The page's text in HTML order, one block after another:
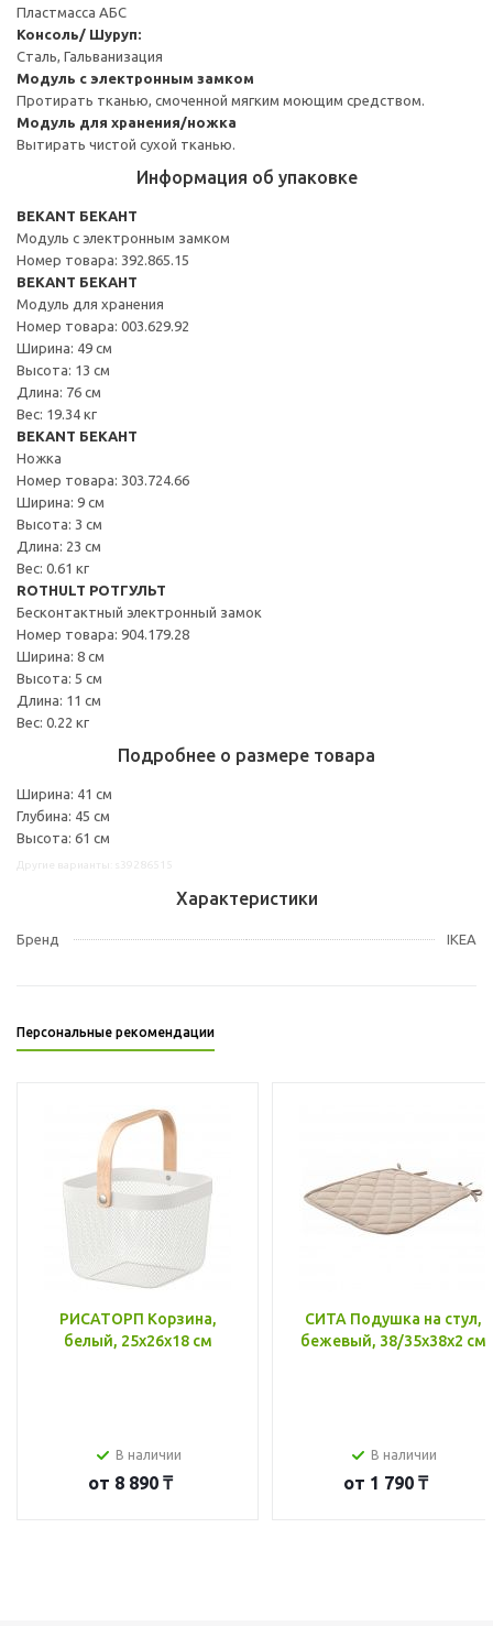
Пластмасса АБС
Консоль/ Шуруп:
Сталь, Гальванизация
Модуль с электронным замком
Протирать тканью, смоченной мягким моющим средством.
Модуль для хранения/ножка
Вытирать чистой сухой тканью.
Информация об упаковке
BEKANT БЕКАНТ
Модуль с электронным замком
Номер товара: 392.865.15
BEKANT БЕКАНТ
Модуль для хранения
Номер товара: 003.629.92
Ширина: 49 см
Высота: 13 см
Длина: 76 см
Вес: 19.34 кг
BEKANT БЕКАНТ
Ножка
Номер товара: 303.724.66
Ширина: 9 см
Высота: 3 см
Длина: 23 см
Вес: 0.61 кг
ROTHULT РОТГУЛЬТ
Бесконтактный электронный замок
Номер товара: 904.179.28
Ширина: 8 см
Высота: 5 см
Длина: 11 см
Вес: 0.22 кг
Подробнее о размере товара
Ширина: 41 см
Глубина: 45 см
Высота: 61 см
Характеристики
Бренд IKEA
Персональные рекомендации
РИСАТОРП Корзина,
белый, 25x26x18 см
В наличии
от 8 890 ₸
СИТА Подушка на стул,
бежевый, 38/35x38x2 см
В наличии
от 1 790 ₸